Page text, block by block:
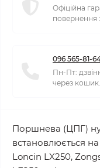
Офіційна
повернення
096 565-81-
Пн-Пт:
через кошик.
Поршнева (ЦПГ)
встановлюється
Loncin LX250,